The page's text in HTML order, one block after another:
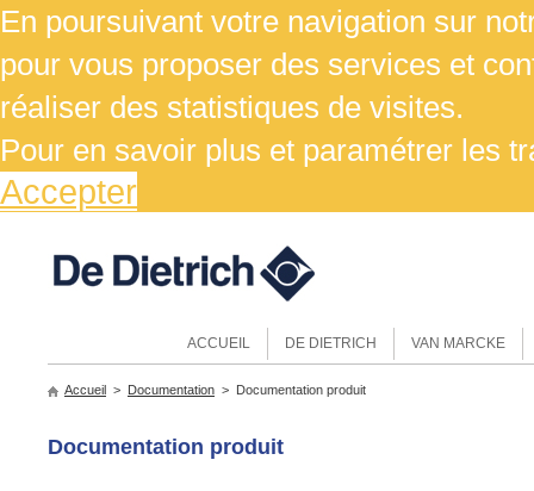
En poursuivant votre navigation sur
pour vous proposer des services et
réaliser des statistiques de visites.
Pour en savoir plus et paramétrer les
Accepter
ACCUEIL DE DIETRICH VAN MARCKE
Accueil > Documentation > Documentation produit
Documentation produit